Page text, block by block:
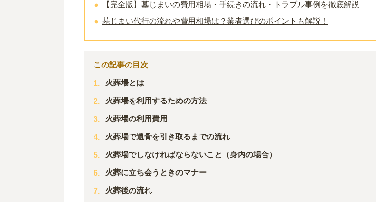
【完全版】墓じまいの費用相場・手続きの流れ・トラブル事例を徹底解説
墓じまい代行の流れや費用相場は？業者選びのポイントも解説！
この記事の目次
火葬場とは
火葬場を利用するための方法
火葬場の利用費用
火葬場で遺骨を引き取るまでの流れ
火葬場でしなければならないこと（身内の場合）
火葬に立ち会うときのマナー
火葬後の流れ